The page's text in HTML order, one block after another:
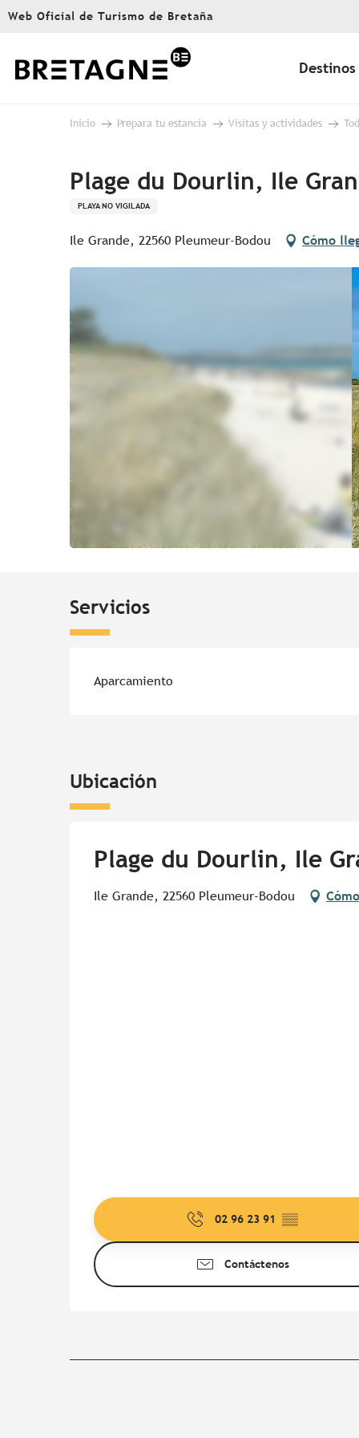
Aller
principal
Web Oficial de Turismo de Bretaña
Destinos
Inicio Prepara tu estancia Visitas y actividades
Plage du Dourlin, Ile
PLAYA NO VIGILADA
Ile Grande, 22560 Pleumeur-Bodou Cómo
Servicios
Aparcamiento
Ubicación
Plage du Dourlin, Ile
Ile Grande, 22560 Pleumeur-Bodou
02 96 23 91 ▒▒
Contáctenos